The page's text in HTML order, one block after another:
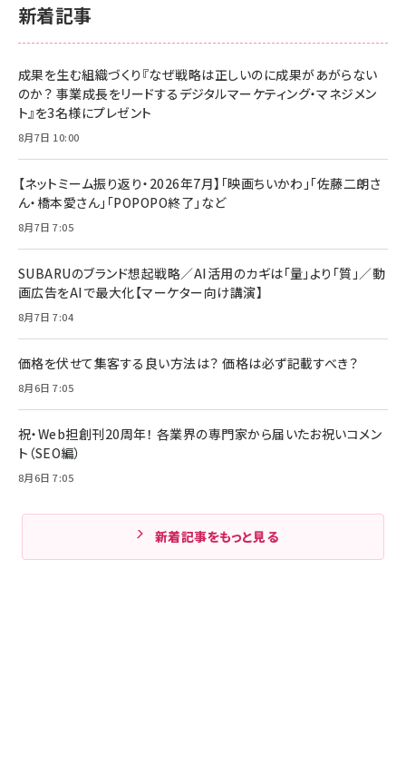
新着記事
成果を生む組織づくり『なぜ戦略は正しいのに成果があがらない
のか？ 事業成長をリードするデジタルマーケティング・マネジメン
ト』を3名様にプレゼント
8月7日 10:00
【ネットミーム振り返り・2026年7月】「映画ちいかわ」「佐藤二朗さ
ん・橋本愛さん」「POPOPO終了」など
8月7日 7:05
SUBARUのブランド想起戦略／AI活用のカギは「量」より「質」／動
画広告をAIで最大化【マーケター向け講演】
8月7日 7:04
価格を伏せて集客する良い方法は？ 価格は必ず記載すべき？
8月6日 7:05
祝・Web担創刊20周年！ 各業界の専門家から届いたお祝いコメン
ト（SEO編）
8月6日 7:05
新着記事をもっと見る